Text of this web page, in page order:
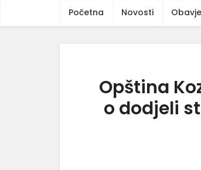
Početna Novosti
Opština
o dodjeli